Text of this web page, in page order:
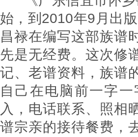
始，到2010年9月出
昌禄在编写这部族谱
先是无经费。这次修
记、老谱资料，族谱
自己在电脑前一字
入，电话联系、照相
谱宗亲的接待餐费，